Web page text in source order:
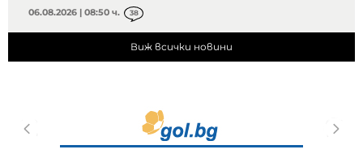
06.08.2026 | 08:50 ч. 38
Виж всички новини